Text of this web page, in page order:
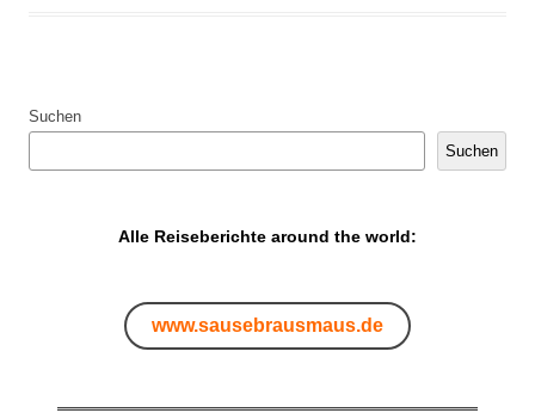
Suchen
Suchen
Alle Reiseberichte around the world:
www.sausebrausmaus.de